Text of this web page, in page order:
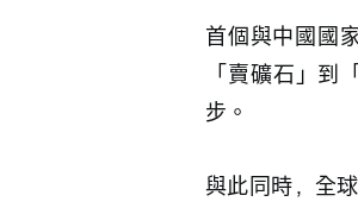
首個與中國國
「賣礦石」
步。
與此同時，全